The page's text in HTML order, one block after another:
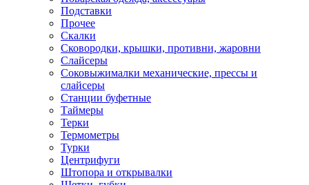
Подставки
Прочее
Скалки
Сковородки, крышки, противни, жаровни
Слайсеры
Соковыжималки механические, прессы и
слайсеры
Станции буфетные
Таймеры
Терки
Термометры
Турки
Центрифуги
Штопора и открывалки